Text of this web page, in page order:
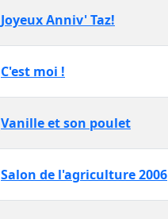
Joyeux Anniv' Taz!
C'est moi !
Vanille et son poulet
Salon de l'agriculture 2006